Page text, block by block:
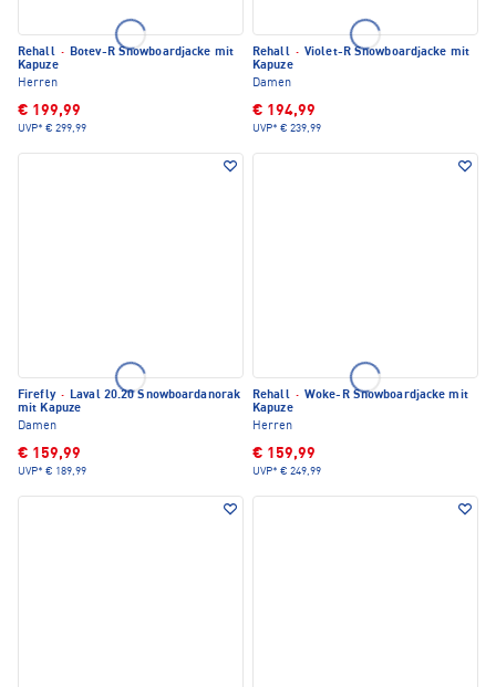
Rehall · Botev-R Snowboardjacke mit
Kapuze
Herren
€ 199,99
UVP* € 299,99
Rehall · Violet-R Snowboardjacke mit
Kapuze
Damen
€ 194,99
UVP* € 239,99
Firefly · Laval 20.20 Snowboardanorak
mit Kapuze
Damen
€ 159,99
UVP* € 189,99
Rehall · Woke-R Snowboardjacke mit
Kapuze
Herren
€ 159,99
UVP* € 249,99